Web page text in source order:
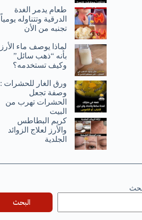
طعام يدمر الغدة
الدرقية وتتناوله يومياً
تجنبه من الأن
لماذا يوصف ماء الأرز
بأنه “ذهب سائل”
وكيف تستخدمه؟
ورق الغار للحشرات :
وصفة تجعل
الحشرات تهرب من
البيت
كريم البطاطس
والأرز لعلاج الزوائد
الجلدية
البحث